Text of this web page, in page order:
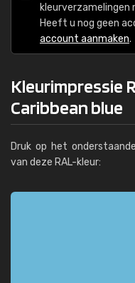
kleurverzamelingen
Heeft u nog geen
account aanmaken.
Kleurimpressie
Caribbean blue
Druk op het
van deze RAL-kleur: